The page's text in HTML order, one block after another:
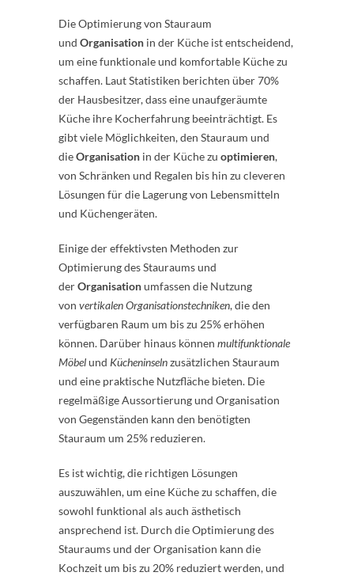
Die Optimierung von Stauraum
und Organisation in der Küche ist entscheidend,
um eine funktionale und komfortable Küche zu
schaffen. Laut Statistiken berichten über 70%
der Hausbesitzer, dass eine unaufgeräumte
Küche ihre Kocherfahrung beeinträchtigt. Es
gibt viele Möglichkeiten, den Stauraum und
dieOrganisation in der Küche zu optimieren,
von Schränken und Regalen bis hin zu cleveren
Lösungen für die Lagerung von Lebensmitteln
und Küchengeräten.
Einige der effektivsten Methoden zur
Optimierung des Stauraums und
derOrganisationumfassen die Nutzung
von vertikalen Organisationstechniken, die den
verfügbaren Raum um bis zu 25% erhöhen
können. Darüber hinaus können multifunktionale
Möbelund Kücheninselnzusätzlichen Stauraum
und eine praktische Nutzfläche bieten. Die
regelmäßige Aussortierung und Organisation
von Gegenständen kann den benötigten
Stauraum um 25% reduzieren.
Es ist wichtig, die richtigen Lösungen
auszuwählen, um eine Küche zu schaffen, die
sowohl funktional als auch ästhetisch
ansprechend ist. Durch die Optimierung des
Stauraums und der Organisation kann die
Kochzeit um bis zu 20% reduziert werden, und